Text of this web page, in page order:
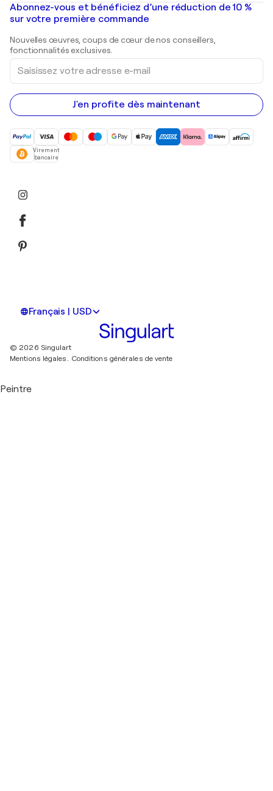
Shepard Fairey
Peintures de paysage
Estampes
Peintures acryliques
Galeries d'art en France
Galeries d'art en Belgique
Abonnez-vous et bénéficiez d’une réduction de 10 %
sur votre première commande
Nouvelles œuvres, coups de cœur de nos conseillers,
fonctionnalités exclusives.
Saisissez
votre
adresse
e-
mail
J'en profite dès maintenant
Virement
bancaire
Français | USD
© 2026 Singulart
Mentions légales.
Conditions générales de vente
Peintre